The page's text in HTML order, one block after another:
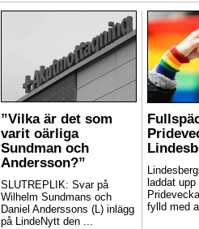
”Vilka är det som
varit oärliga
Sundman och
Andersson?”
SLUTREPLIK: Svar på
Wilhelm Sundmans och
Daniel Anderssons (L) inlägg
på LindeNytt den ...
laddat
fylld med